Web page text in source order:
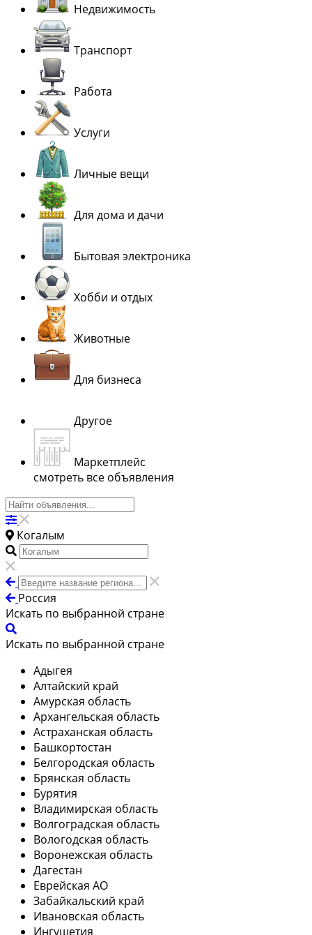
Недвижимость
Транспорт
Работа
Услуги
Личные вещи
Для дома и дачи
Бытовая электроника
Хобби и отдых
Животные
Для бизнеса
Другое
Маркетплейс
смотреть все объявления
Когалым
Россия
Искать по выбранной стране
Искать по выбранной стране
Адыгея
Алтайский край
Амурская область
Архангельская область
Астраханская область
Башкортостан
Белгородская область
Брянская область
Бурятия
Владимирская область
Волгоградская область
Вологодская область
Воронежская область
Дагестан
Еврейская АО
Забайкальский край
Ивановская область
Ингушетия